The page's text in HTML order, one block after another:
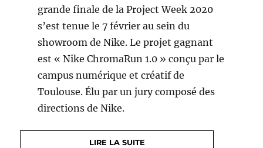
grande finale de la Project Week 2020
s’est tenue le 7 février au sein du
showroom de Nike. Le projet gagnant
est « Nike ChromaRun 1.0 » conçu par le
campus numérique et créatif de
Toulouse. Élu par un jury composé des
directions de Nike.
LIRE LA SUITE